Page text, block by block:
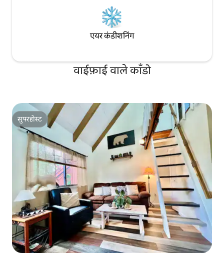
एयर कंडीशनिंग
वाईफ़ाई वाले काँडो
सुपरहोस्ट
सुपरहोस्ट